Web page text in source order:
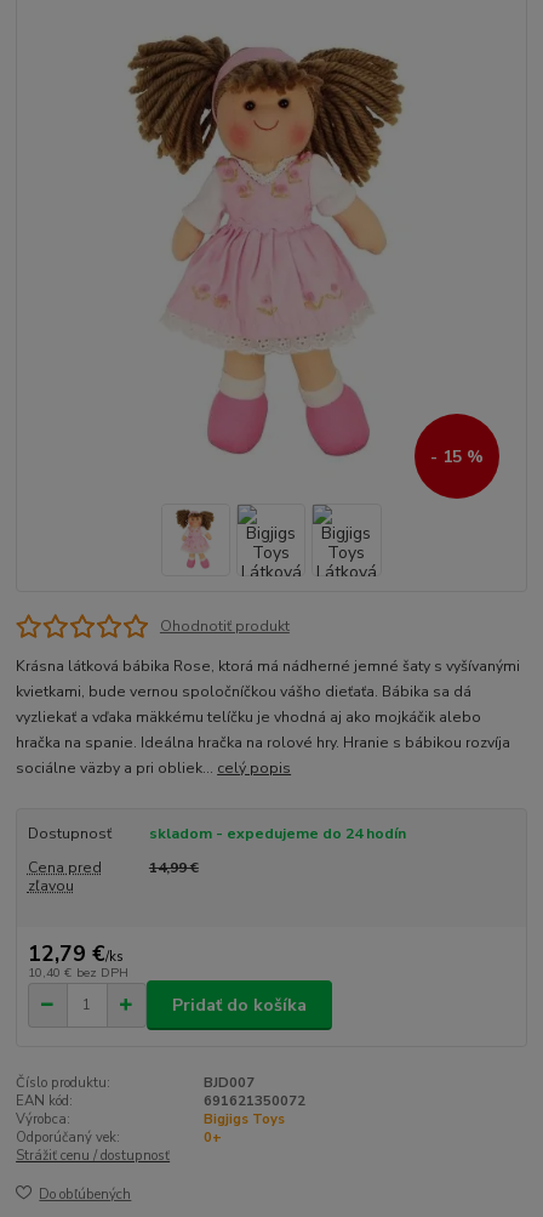
- 15 %
Ohodnotiť produkt
Krásna látková bábika Rose, ktorá má nádherné jemné šaty s vyšívanými
kvietkami, bude vernou spoločníčkou vášho dieťaťa. Bábika sa dá
vyzliekať a vďaka mäkkému telíčku je vhodná aj ako mojkáčik alebo
hračka na spanie. Ideálna hračka na rolové hry. Hranie s bábikou rozvíja
sociálne väzby a pri obliek... celý popis
Dostupnosť
skladom - expedujeme do 24 hodín
Cena pred
zľavou
14,99 €
12,79 €/ks
10,40 € bez DPH
Pridať do košíka
Číslo produktu:
BJD007
EAN kód:
691621350072
Výrobca:
Bigjigs Toys
Odporúčaný vek:
0+
Strážiť cenu / dostupnosť
Do obľúbených